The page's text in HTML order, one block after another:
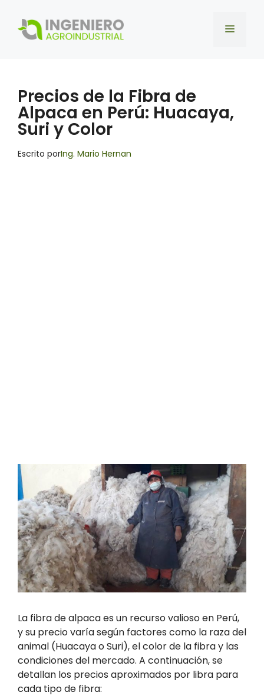
contenido
Menú
Precios de la Fibra de
Alpaca en Perú: Huacaya,
Suri y Color
Escrito porIng. Mario Hernan
La fibra de alpaca es un recurso valioso en Perú,
y su precio varía según factores como la raza del
animal (Huacaya o Suri), el color de la fibra y las
condiciones del mercado. A continuación, se
detallan los precios aproximados por libra para
cada tipo de fibra: